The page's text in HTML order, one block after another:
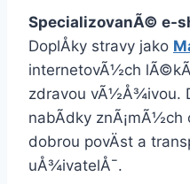
SpecializovanÃ© e-
DoplÅky stravy jako
internetovÃ½ch
zdravou vÃ½Å¾ivou.
nabÃ­dky
dobrou povÄst a
uÅ¾ivatelÅ¯.